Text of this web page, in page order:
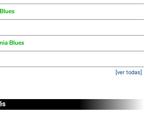
Blues
[ver todas]